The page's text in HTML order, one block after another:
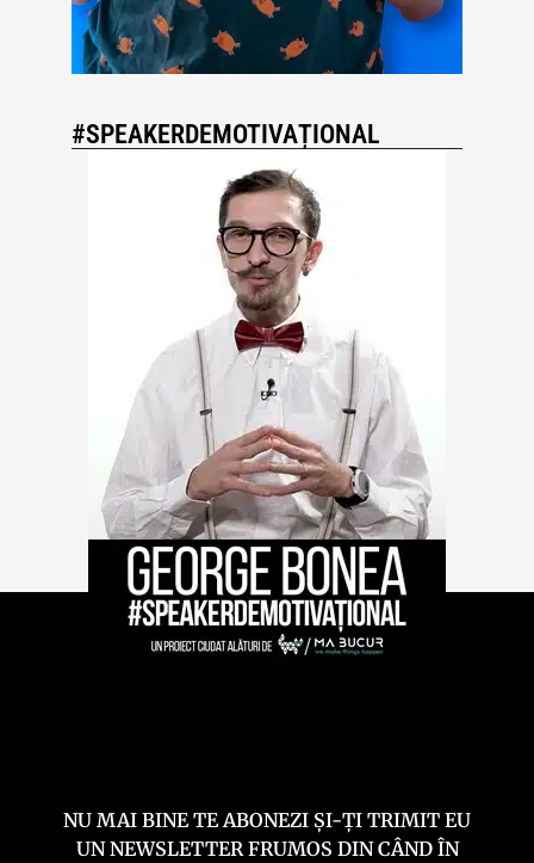
#SPEAKERDEMOTIVAȚIONAL
NU MAI BINE TE ABONEZI ȘI-ȚI TRIMIT EU
UN NEWSLETTER FRUMOS DIN CÂND ÎN